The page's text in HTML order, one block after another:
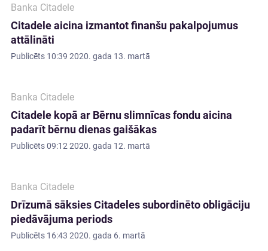
Banka Citadele
Citadele aicina izmantot finanšu pakalpojumus
attālināti
Publicēts 10:39 2020. gada 13. martā
Banka Citadele
Citadele kopā ar Bērnu slimnīcas fondu aicina
padarīt bērnu dienas gaišākas
Publicēts09:12 2020. gada 12. martā
Banka Citadele
Drīzumā sāksies Citadeles subordinēto obligāciju
piedāvājuma periods
Publicēts 16:43 2020. gada 6. martā